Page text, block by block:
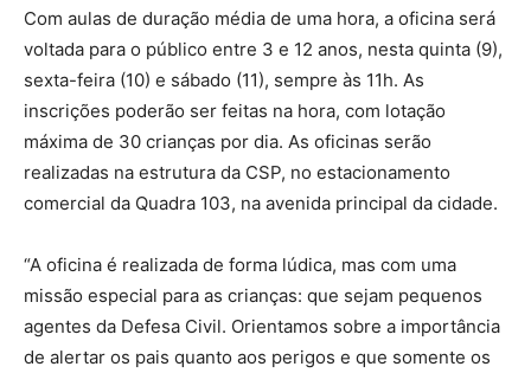
Com aulas de duração média de uma hora, a oficina será
voltada para o público entre 3 e 12 anos, nesta quinta (9),
sexta-feira (10) e sábado (11), sempre às 11h. As
inscrições poderão ser feitas na hora, com lotação
máxima de 30 crianças por dia. As oficinas serão
realizadas na estrutura da CSP, no estacionamento
comercial da Quadra 103, na avenida principal da cidade.
“A oficina é realizada de forma lúdica, mas com uma
missão especial para as crianças: que sejam pequenos
agentes da Defesa Civil. Orientamos sobre a importância
de alertar os pais quanto aos perigos e que somente os